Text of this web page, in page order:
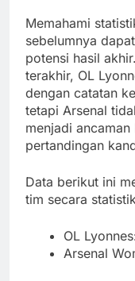
Memahami
sebelumnya
potensi hasil
terakhir, OL
dengan catatan
tetapi Arsenal
menjadi
pertandingan
Data berikut ini
tim secara
OL
Arsenal